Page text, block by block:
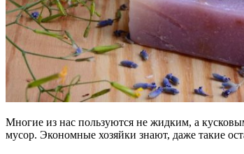
Многие из нас пользуются не жидким, а
мусор. Экономные хозяйки знают, даже такие